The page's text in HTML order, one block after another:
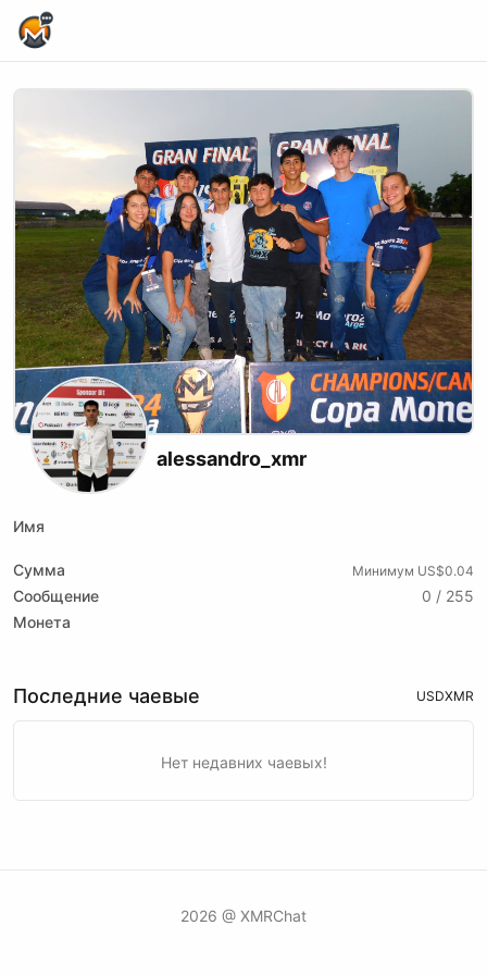
alessandro_xmr
Имя
Сумма Минимум US$0.04
Сообщение
0 / 255
Монета
Последние чаевые USDXMR
Нет недавних чаевых!
2026 @ XMRChat